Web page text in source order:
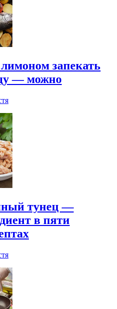
запекать
— можно
тунец —
в пяти